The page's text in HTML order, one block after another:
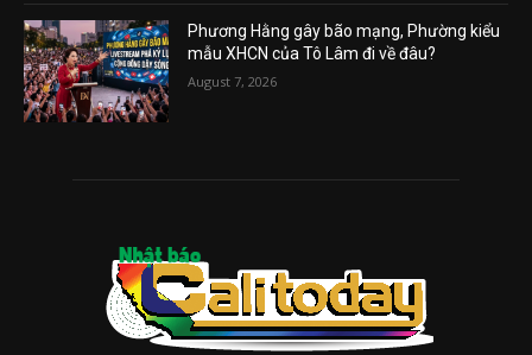
Phương Hằng gây bão mạng, Phường kiểu
mẫu XHCN của Tô Lâm đi về đâu?
August 7, 2026